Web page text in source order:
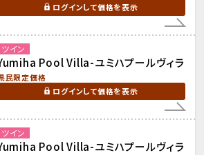
ログインして価格を表示
ツイン
Pool Villa-ユミハプールヴィラ
民限定価格
ログインして価格を表示
ツイン
Pool Villa-ユミハプールヴィラ